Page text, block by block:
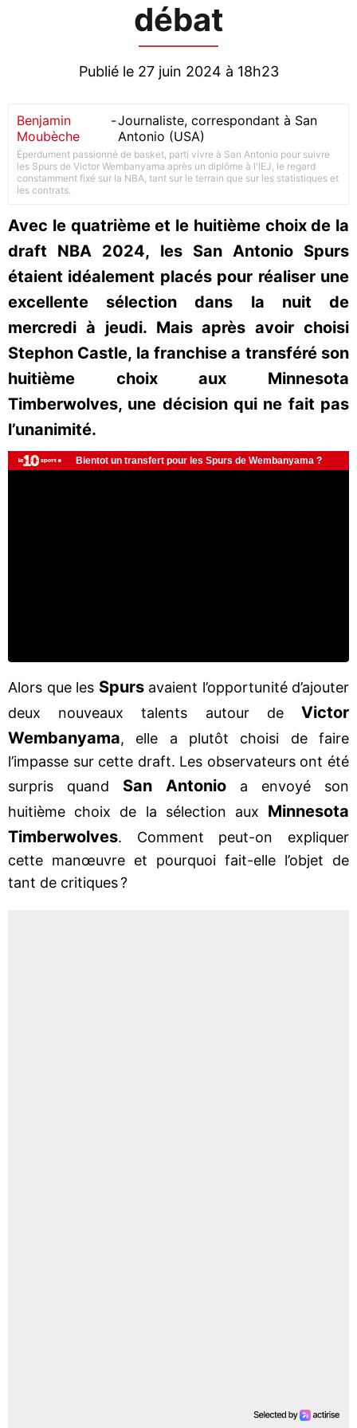
débat
Publié le 27 juin 2024 à 18h23
Benjamin
Moubèche
-Journaliste, correspondant à San
Antonio (USA)
Éperdument passionné de basket, parti vivre à San Antonio pour suivre
les Spurs de Victor Wembanyama après un diplôme à l'IEJ, le regard
constamment fixé sur la NBA, tant sur le terrain que sur les statistiques et
les contrats.
Avec le quatrième et le huitième choix de la
draft NBA 2024, les San Antonio Spurs
étaient idéalement placés pour réaliser une
excellente sélection dans la nuit de
mercredi à jeudi. Mais après avoir choisi
Stephon Castle, la franchise a transféré son
huitième choix aux Minnesota
Timberwolves, une décision qui ne fait pas
l’unanimité.
Alors que les Spursavaient l’opportunité d’ajouter
deux nouveaux talents autour de Victor
Wembanyama, elle a plutôt choisi de faire
l’impasse sur cette draft. Les observateurs ont été
surpris quand San Antonio a envoyé son
huitième choix de la sélection aux Minnesota
Timberwolves. Comment peut-on expliquer
cette manœuvre et pourquoi fait-elle l’objet de
tant de critiques ?